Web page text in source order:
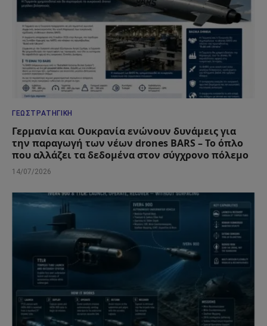
ΓΕΩΣΤΡΑΤΗΓΙΚΉ
Γερμανία και Ουκρανία ενώνουν δυνάμεις για
την παραγωγή των νέων drones BARS – Το όπλο
που αλλάζει τα δεδομένα στον σύγχρονο πόλεμο
14/07/2026